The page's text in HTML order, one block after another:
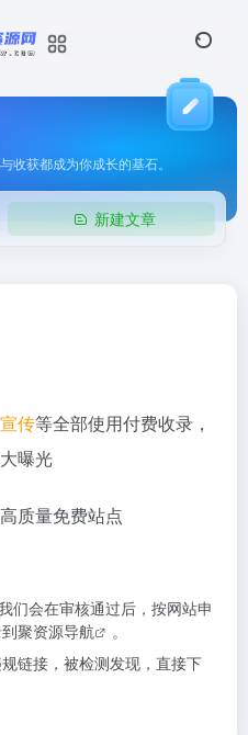
收获都成为你成长的基石。
新建文章
传等全部使用付费收录，
曝光
质量免费站点
们会在审核通过后，按网站申
聚资源导航
。
链接，被检测发现，直接下